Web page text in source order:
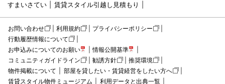
すまいさてい
賃貸スタイル引越し見積もり
お問い合わせ 利用規約
プライバシーポリシー
行動履歴情報について
お申込みについてのお願い
情報公開基準
コミュニティガイドライン
勧誘方針
推奨環境
物件掲載について
部屋を貸したい・賃貸経営をしたい方へ
賃貸スタイル物件ミュージアム
利用データと出典一覧